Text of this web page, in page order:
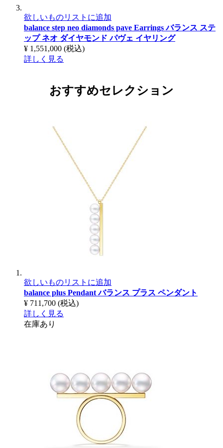
欲しいものリストに追加
balance step neo diamonds pave Earringsバランス ステ
ップ ネオ ダイヤモンド パヴェ イヤリング
¥ 1,551,000 (税込)
詳しく見る
おすすめセレクション
欲しいものリストに追加
balance plus Pendantバランス プラス ペンダント
¥ 711,700 (税込)
詳しく見る
在庫あり